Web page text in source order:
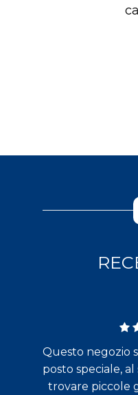
Questo negozio
posto speciale,
trovare piccole